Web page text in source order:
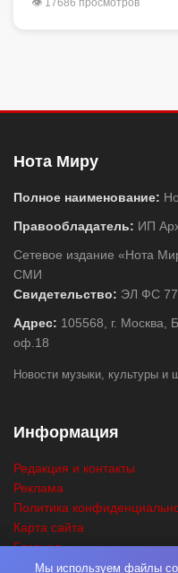
👁 17686 просмотров
Нота Миру
Полное наименование:
Правообладатель: ИП
Сетевое издание «Нота
СМИ
Свидетельство: ЭЛ ФС
Адрес: 105568, г. Москва,
оф.18
Новости музыки, культуры и
Информация
Редакция и контакты
Реклама
Политика
Карта сайта
Главная
ПоискМы используем файлы